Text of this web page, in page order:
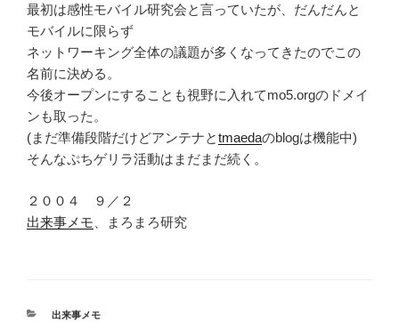
最初は感性モバイル研究会と言っていたが、だんだんと
モバイルに限らず
ネットワーキング全体の議題が多くなってきたのでこの
名前に決める。
今後オープンにすることも視野に入れてmo5.orgのドメイ
ンも取った。
(まだ準備段階だけどアンテナとtmaedaのblogは機能中)
そんなぷちゲリラ活動はまだまだ続く。
２００４ ９／２
出来事メモ 、まろまろ研究
カ
出来事メモ